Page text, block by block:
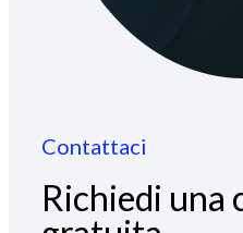
Contattaci
Richiedi una